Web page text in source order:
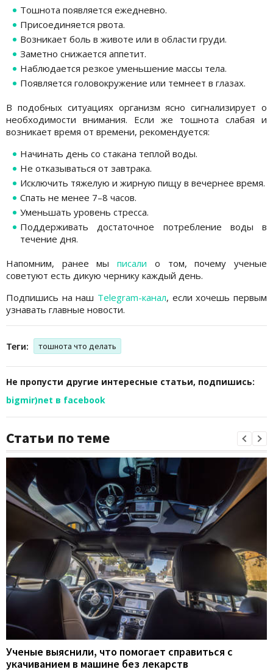
Тошнота появляется ежедневно.
Присоединяется рвота.
Возникает боль в животе или в области груди.
Заметно снижается аппетит.
Наблюдается резкое уменьшение массы тела.
Появляется головокружение или темнеет в глазах.
В подобных ситуациях организм ясно сигнализирует о
необходимости внимания. Если же тошнота слабая и
возникает время от времени, рекомендуется:
Начинать день со стакана теплой воды.
Не отказываться от завтрака.
Исключить тяжелую и жирную пищу в вечернее время.
Спать не менее 7–8 часов.
Уменьшать уровень стресса.
Поддерживать достаточное потребление воды в
течение дня.
Напомним, ранее мыписали о том, почему ученые
советуют есть дикую чернику каждый день.
Подпишись на наш Telegram-канал, если хочешь первым
узнавать главные новости.
Теги: тошнота что делать
Не пропусти другие интересные статьи, подпишись:
bigmir)net в facebook
Статьи по теме
Ученые выяснили, что помогает справиться с
укачиванием в машине без лекарств